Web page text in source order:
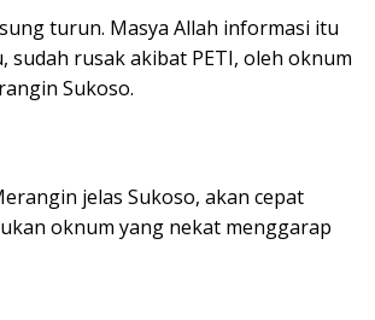
turun. Masya Allah informasi itu
rusak akibat PETI, oleh oknum
Sukoso.
jelas Sukoso, akan cepat
oknum yang nekat menggarap